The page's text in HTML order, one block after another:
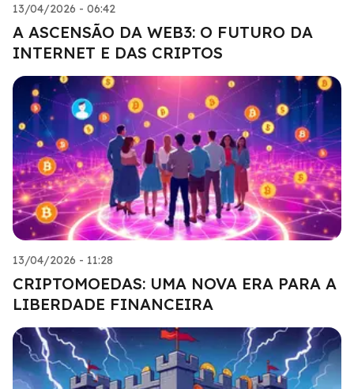
13/04/2026 - 06:42
A ASCENSÃO DA WEB3: O FUTURO DA
INTERNET E DAS CRIPTOS
13/04/2026 - 11:28
CRIPTOMOEDAS: UMA NOVA ERA PARA A
LIBERDADE FINANCEIRA